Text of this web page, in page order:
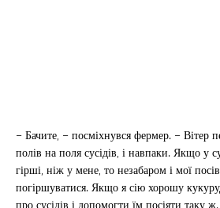
– Бачите, – посміхнувся фермер. – Вітер
полів на поля сусідів, і навпаки. Якщо у
гірші, ніж у мене, то незабаром і мої
погіршуватися. Якщо я сію хорошу